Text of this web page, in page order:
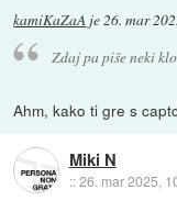
kamiKaZaA je26. mar
Zdaj pa piše neki
Ahm, kako ti gre s
Miki N
::26. mar 2025,